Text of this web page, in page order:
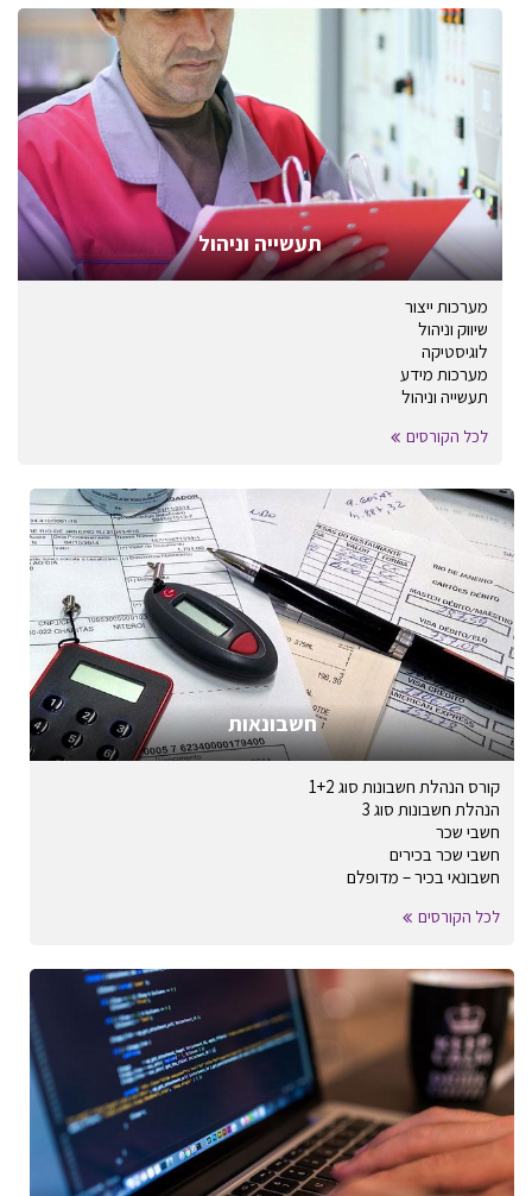
תעשייה וניהול
מערכות ייצור
שיווק וניהול
לוגיסטיקה
מערכות מידע
תעשייה וניהול
לכל הקורסים
חשבונאות
קורס הנהלת חשבונות סוג 1+2
הנהלת חשבונות סוג 3
חשבי שכר
חשבי שכר בכירים
חשבונאי בכיר – מדופלם
לכל הקורסים